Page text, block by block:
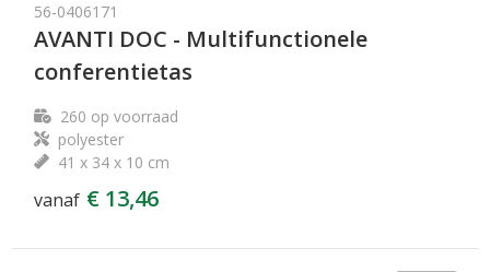
56-0406171
AVANTI DOC - Multifunctionele
conferentietas
260 op voorraad
polyester
41 x 34 x 10 cm
vanaf € 13,46